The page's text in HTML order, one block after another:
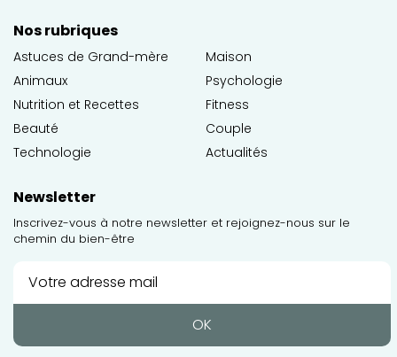
Nos rubriques
Astuces de Grand-mère
Animaux
Nutrition et Recettes
Beauté
Technologie
Maison
Psychologie
Fitness
Couple
Actualités
Newsletter
Inscrivez-vous à notre newsletter et rejoignez-nous sur le
chemin du bien-être
OK